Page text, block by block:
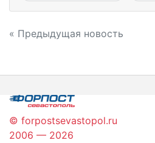
Навигация
записям
« Предыдущая новость
© forpostsevastopol.ru
2006 — 2026